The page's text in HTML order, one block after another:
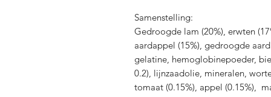
Samenstelling:
Gedroogde lam (20%), erwten
aardappel (15%), gedroogde
gelatine, hemoglobinepoeder,
0.2), lijnzaadolie, mineralen,
tomaat (0.15%), appel (0.15%),